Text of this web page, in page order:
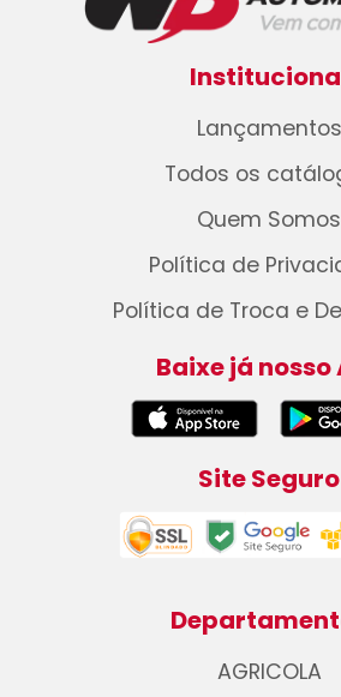
Lançamentos
Todos os
Quem Somos
Política de
Política de Troca e
Baixe já nosso
Site Seguro
AGRICOLA